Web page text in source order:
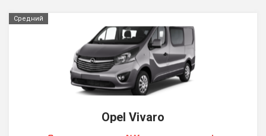
Средний
Opel Vivaro